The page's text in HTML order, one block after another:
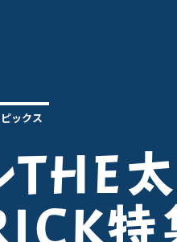
ピックス
特